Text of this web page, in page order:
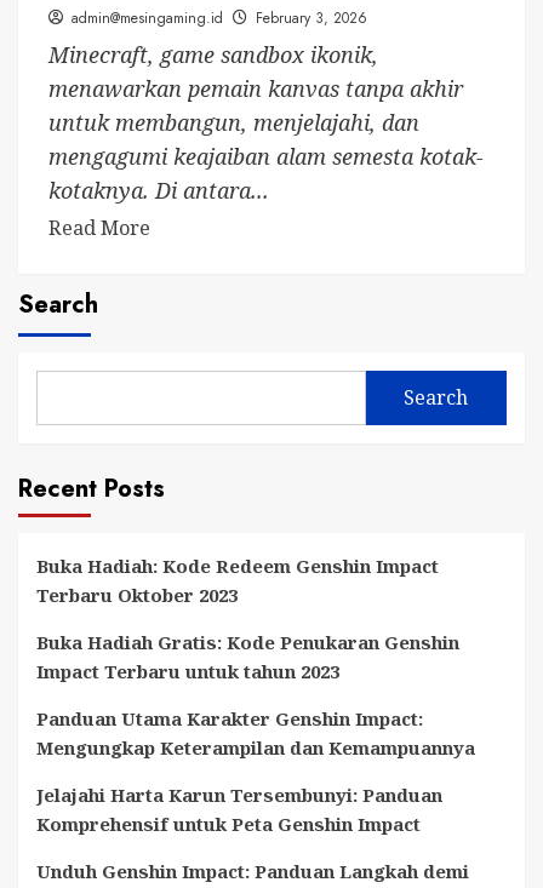
admin@mesingaming.id February 3, 2026
Minecraft, game sandbox ikonik,
menawarkan pemain kanvas tanpa akhir
untuk membangun, menjelajahi, dan
mengagumi keajaiban alam semesta kotak-
kotaknya. Di antara...
Read More
yang
Menakjubkan
Dunia
Anda
Search
Search
Recent Posts
Buka Hadiah: Kode Redeem Genshin Impact
Terbaru Oktober 2023
Buka Hadiah Gratis: Kode Penukaran Genshin
Impact Terbaru untuk tahun 2023
Panduan Utama Karakter Genshin Impact:
Mengungkap Keterampilan dan Kemampuannya
Jelajahi Harta Karun Tersembunyi: Panduan
Komprehensif untuk Peta Genshin Impact
Unduh Genshin Impact: Panduan Langkah demi